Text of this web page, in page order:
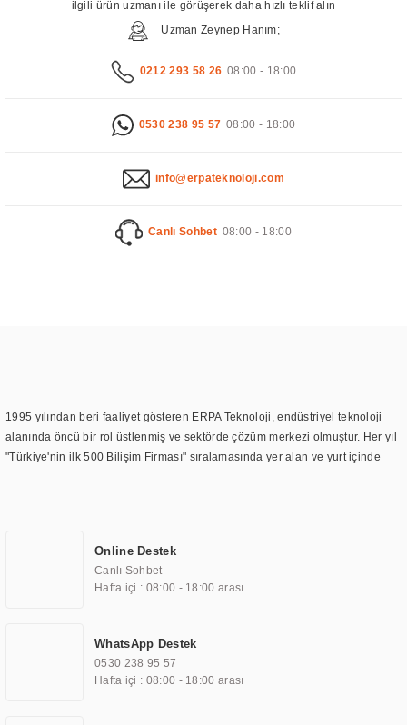
ilgili ürün uzmanı ile görüşerek daha hızlı teklif alın
Uzman Zeynep Hanım;
0212 293 58 26 08:00 - 18:00
0530 238 95 57 08:00 - 18:00
info@erpateknoloji.com
Canlı Sohbet 08:00 - 18:00
1995 yılından beri faaliyet gösteren ERPA Teknoloji, endüstriyel teknoloji
alanında öncü bir rol üstlenmiş ve sektörde çözüm merkezi olmuştur. Her yıl
"Türkiye'nin ilk 500 Bilişim Firması" sıralamasında yer alan ve yurt içinde
TOCHI markası altında kendi ürettiği ürünlerde kullanmıştır. Günümüzde
TOCHI; videowall, digital signage, kiosk, totem, akıllı durak ekranı, araç içi
ekran, asansör ekranı, digital menüboard, marin ekran, medikal ekran,
ekranları, endüstriyel ekranlar, kapı önü bilgi ekranları, panel PC,
endüstriyel Panel PC, mini PC, endüstriyel mini PC ve akıllı bina sistemleri
gibi çözümleri 4.5" ile 110” boyutları arasında üretebilirken, ayrıca standart
Online Destek
Canlı Sohbet
Hafta içi : 08:00 - 18:00 arası
WhatsApp Destek
0530 238 95 57
Hafta içi : 08:00 - 18:00 arası